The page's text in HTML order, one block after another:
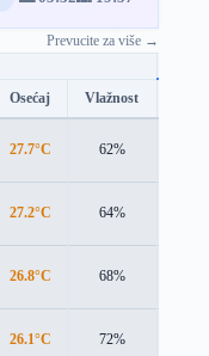
Prevucite za više →
Osećaj Vlažnost
27.7°C 62%
27.2°C 64%
26.8°C 68%
26.1°C 72%